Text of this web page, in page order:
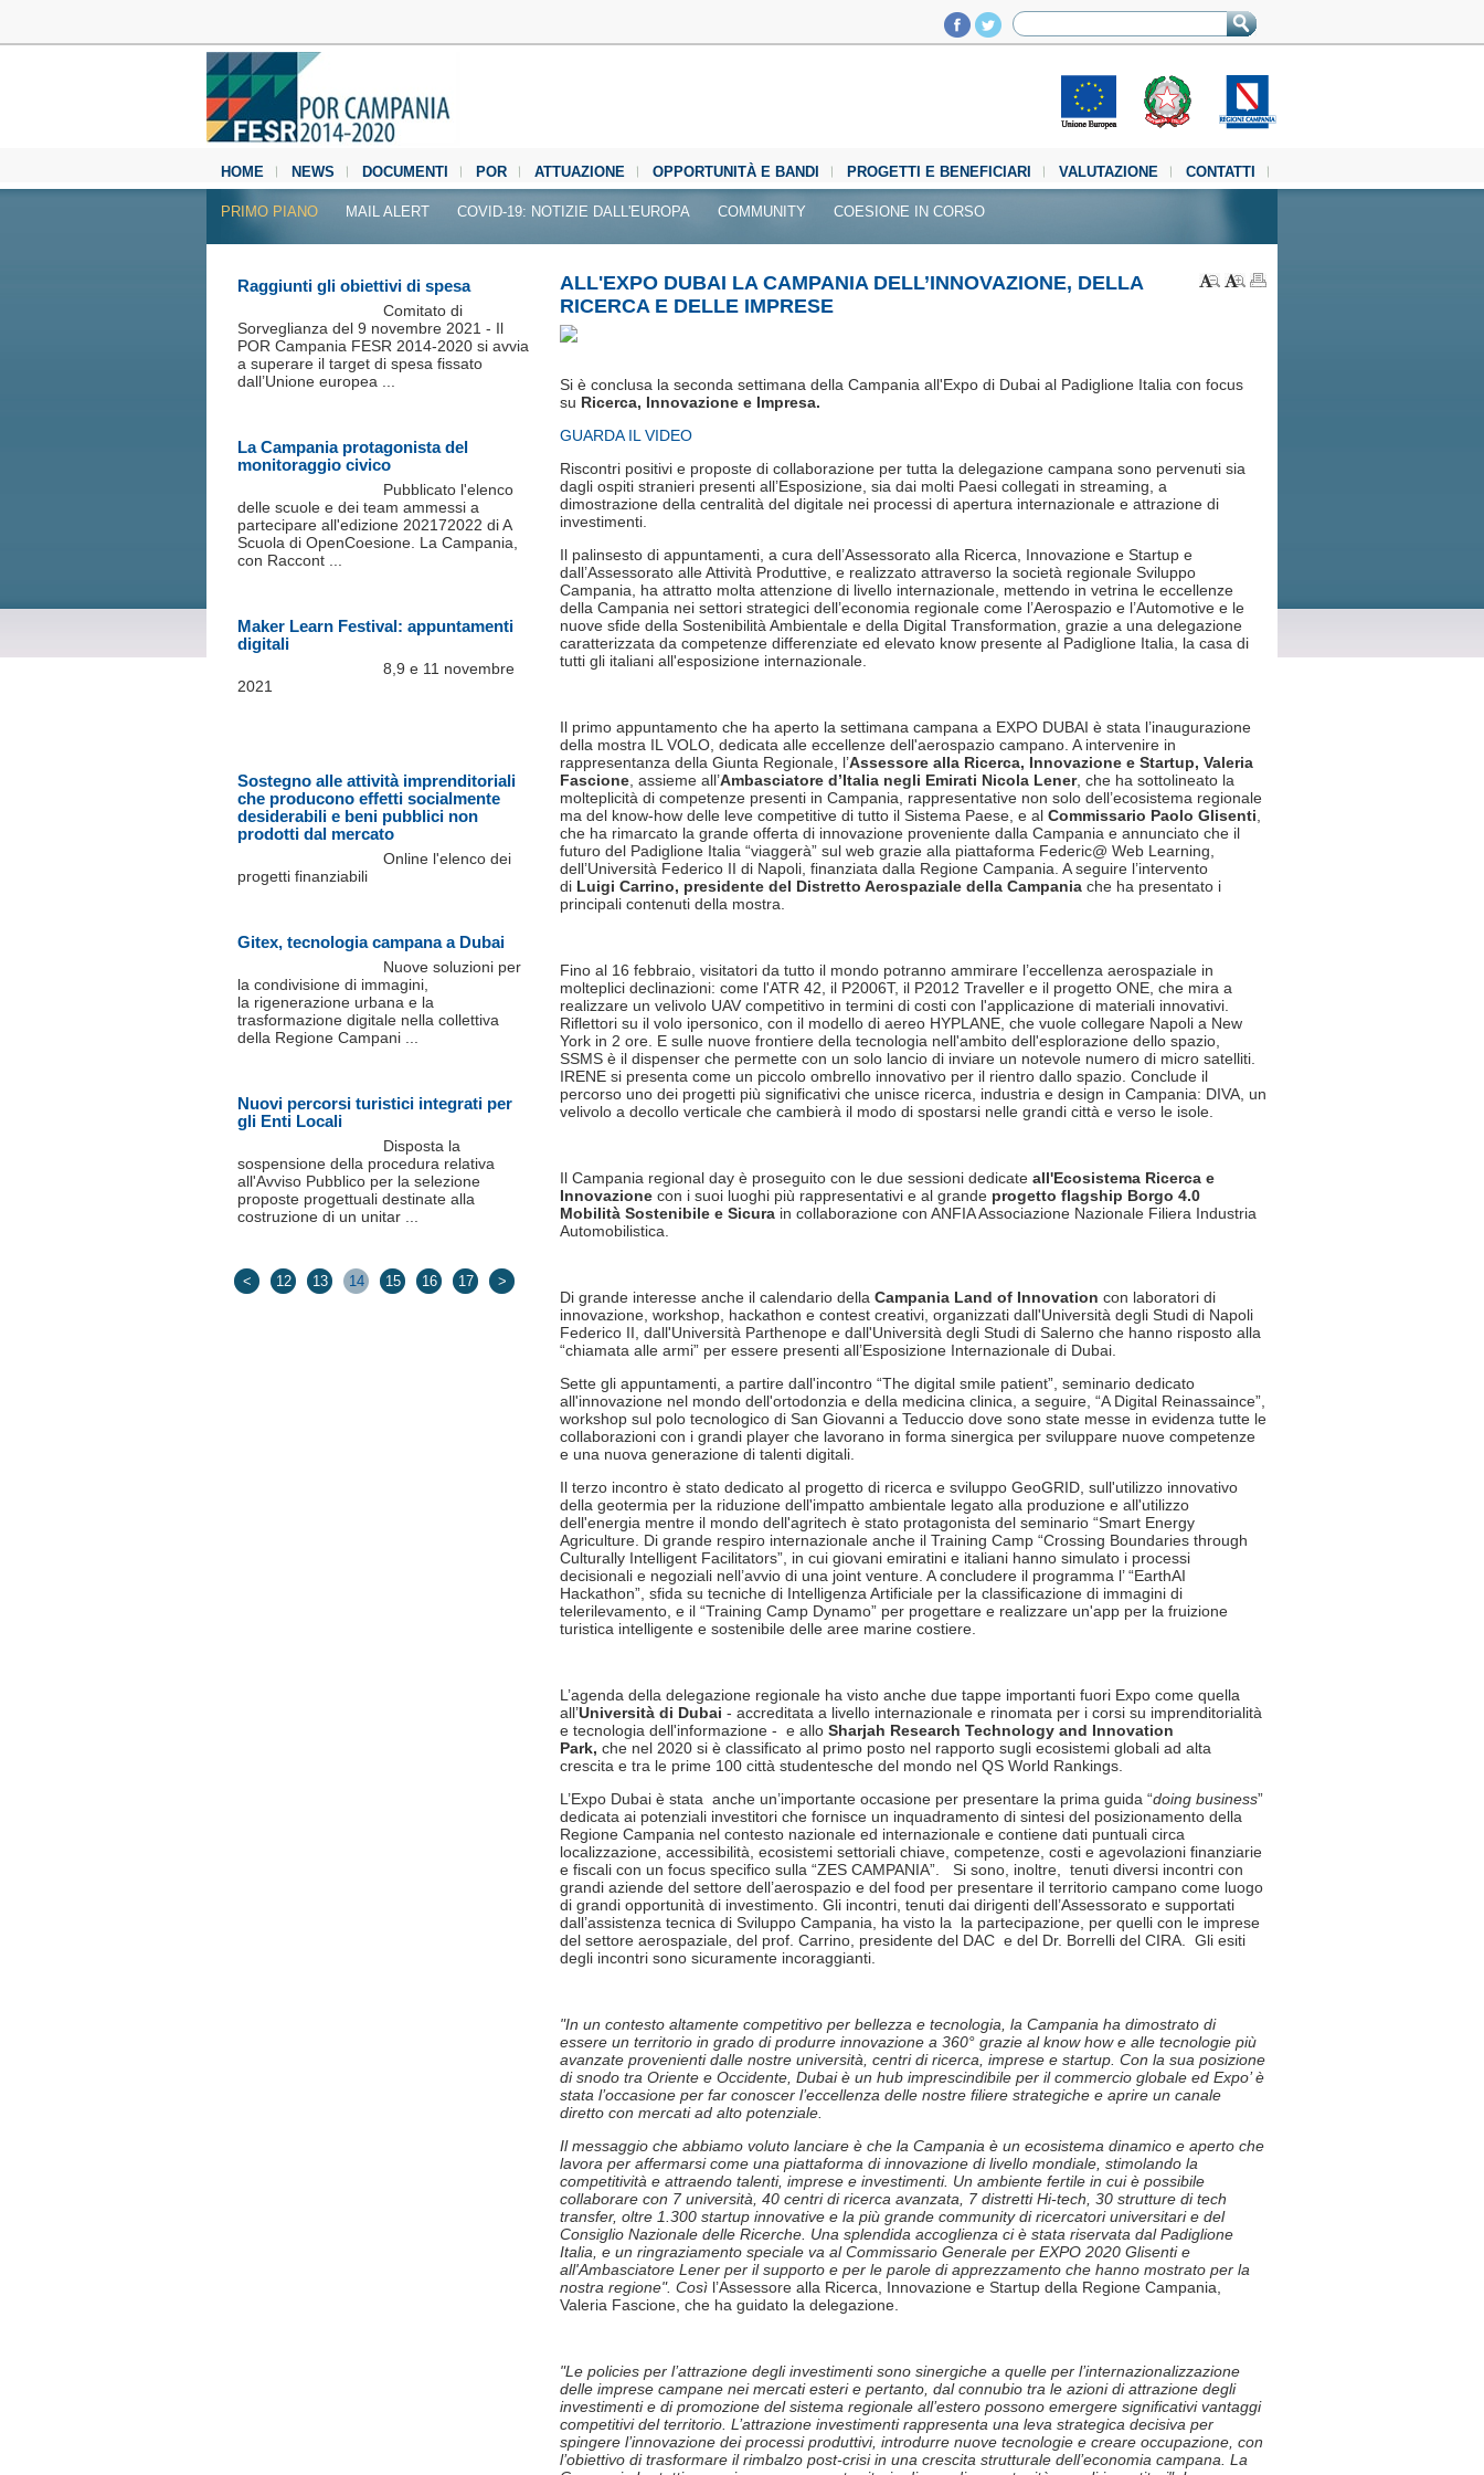
HOME NEWS DOCUMENTI POR ATTUAZIONE OPPORTUNITÀ E BANDI PROGETTI E BENEFICIARI VALUTAZIONE
CONTATTI
MEDIA CENTER
PRIMO PIANO MAIL ALERT COVID-19: NOTIZIE DALL'EUROPA COMMUNITY COESIONE IN CORSO
ALL'EXPO DUBAI LA CAMPANIA DELL’INNOVAZIONE, DELLA
RICERCA E DELLE IMPRESE
Si è conclusa la seconda settimana della Campania all'Expo di Dubai al Padiglione Italia con focus
su Ricerca, Innovazione e Impresa.
GUARDA IL VIDEO
Riscontri positivi e proposte di collaborazione per tutta la delegazione campana sono pervenuti sia
dagli ospiti stranieri presenti all’Esposizione, sia dai molti Paesi collegati in streaming, a
dimostrazione della centralità del digitale nei processi di apertura internazionale e attrazione di
investimenti.
Il palinsesto di appuntamenti, a cura dell’Assessorato alla Ricerca, Innovazione e Startup e
dall’Assessorato alle Attività Produttive, e realizzato attraverso la società regionale Sviluppo
Campania, ha attratto molta attenzione di livello internazionale, mettendo in vetrina le eccellenze
della Campania nei settori strategici dell’economia regionale come l’Aerospazio e l’Automotive e le
nuove sfide della Sostenibilità Ambientale e della Digital Transformation, grazie a una delegazione
caratterizzata da competenze differenziate ed elevato know presente al Padiglione Italia, la casa di
tutti gli italiani all'esposizione internazionale.
Il primo appuntamento che ha aperto la settimana campana a EXPO DUBAI è stata l’inaugurazione
della mostra IL VOLO, dedicata alle eccellenze dell'aerospazio campano. A intervenire in
rappresentanza della Giunta Regionale, l’Assessore alla Ricerca, Innovazione e Startup, Valeria
Fascione , assieme all’Ambasciatore d’Italia negli Emirati Nicola Lener, che ha sottolineato la
molteplicità di competenze presenti in Campania, rappresentative non solo dell’ecosistema regionale
ma del know-how delle leve competitive di tutto il Sistema Paese, e al Commissario Paolo Glisenti
che ha rimarcato la grande offerta di innovazione proveniente dalla Campania e annunciato che il
futuro del Padiglione Italia “viaggerà” sul web grazie alla piattaforma Federic@ Web Learning,
dell’Università Federico II di Napoli, finanziata dalla Regione Campania. A seguire l’intervento
di Luigi Carrino, presidente del Distretto Aerospaziale della Campania che ha presentato i
principali contenuti della mostra.
Fino al 16 febbraio, visitatori da tutto il mondo potranno ammirare l’eccellenza aerospaziale in
molteplici declinazioni: come l'ATR 42, il P2006T, il P2012 Traveller e il progetto ONE, che mira a
realizzare un velivolo UAV competitivo in termini di costi con l'applicazione di materiali innovativi.
Riflettori su il volo ipersonico, con il modello di aereo HYPLANE, che vuole collegare Napoli a New
York in 2 ore. E sulle nuove frontiere della tecnologia nell'ambito dell'esplorazione dello spazio,
SSMS è il dispenser che permette con un solo lancio di inviare un notevole numero di micro satelliti.
IRENE si presenta come un piccolo ombrello innovativo per il rientro dallo spazio. Conclude il
percorso uno dei progetti più significativi che unisce ricerca, industria e design in Campania: DIVA, un
velivolo a decollo verticale che cambierà il modo di spostarsi nelle grandi città e verso le isole.
Il Campania regional day è proseguito con le due sessioni dedicate all'Ecosistema Ricerca e
Innovazione con i suoi luoghi più rappresentativi e al grande progetto flagship Borgo 4.0
Mobilità Sostenibile e Sicura in collaborazione con ANFIA Associazione Nazionale Filiera Industria
Automobilistica.
Di grande interesse anche il calendario della Campania Land of Innovation con laboratori di
innovazione, workshop, hackathon e contest creativi, organizzati dall'Università degli Studi di Napoli
Federico II, dall'Università Parthenope e dall'Università degli Studi di Salerno che hanno risposto alla
“chiamata alle armi” per essere presenti all’Esposizione Internazionale di Dubai.
Sette gli appuntamenti, a partire dall'incontro “The digital smile patient”, seminario dedicato
all'innovazione nel mondo dell'ortodonzia e della medicina clinica, a seguire, “A Digital Reinassaince”,
workshop sul polo tecnologico di San Giovanni a Teduccio dove sono state messe in evidenza tutte le
collaborazioni con i grandi player che lavorano in forma sinergica per sviluppare nuove competenze
e una nuova generazione di talenti digitali.
Il terzo incontro è stato dedicato al progetto di ricerca e sviluppo GeoGRID, sull'utilizzo innovativo
della geotermia per la riduzione dell'impatto ambientale legato alla produzione e all'utilizzo
dell'energia mentre il mondo dell'agritech è stato protagonista del seminario “Smart Energy
Agriculture. Di grande respiro internazionale anche il Training Camp “Crossing Boundaries through
Culturally Intelligent Facilitators”, in cui giovani emiratini e italiani hanno simulato i processi
decisionali e negoziali nell’avvio di una joint venture. A concludere il programma l’ “EarthAI
Hackathon”, sfida su tecniche di Intelligenza Artificiale per la classificazione di immagini di
telerilevamento, e il “Training Camp Dynamo” per progettare e realizzare un'app per la fruizione
turistica intelligente e sostenibile delle aree marine costiere.
L’agenda della delegazione regionale ha visto anche due tappe importanti fuori Expo come quella
all’Università di Dubai - accreditata a livello internazionale e rinomata per i corsi su imprenditorialità
e tecnologia dell'informazione - e allo Sharjah Research Technology and Innovation
Park, che nel 2020 si è classificato al primo posto nel rapporto sugli ecosistemi globali ad alta
crescita e tra le prime 100 città studentesche del mondo nel QS World Rankings.
L’Expo Dubai è stata anche un’importante occasione per presentare la prima guida “doing business”
dedicata ai potenziali investitori che fornisce un inquadramento di sintesi del posizionamento della
Regione Campania nel contesto nazionale ed internazionale e contiene dati puntuali circa
localizzazione, accessibilità, ecosistemi settoriali chiave, competenze, costi e agevolazioni finanziarie
e fiscali con un focus specifico sulla “ZES CAMPANIA”. Si sono, inoltre, tenuti diversi incontri con
grandi aziende del settore dell’aerospazio e del food per presentare il territorio campano come luogo
di grandi opportunità di investimento. Gli incontri, tenuti dai dirigenti dell’Assessorato e supportati
dall’assistenza tecnica di Sviluppo Campania, ha visto la la partecipazione, per quelli con le imprese
del settore aerospaziale, del prof. Carrino, presidente del DAC e del Dr. Borrelli del CIRA. Gli esiti
degli incontri sono sicuramente incoraggianti.
"In un contesto altamente competitivo per bellezza e tecnologia, la Campania ha dimostrato di
essere un territorio in grado di produrre innovazione a 360° grazie al know how e alle tecnologie più
avanzate provenienti dalle nostre università, centri di ricerca, imprese e startup. Con la sua posizione
di snodo tra Oriente e Occidente, Dubai è un hub imprescindibile per il commercio globale ed Expo’ è
stata l’occasione per far conoscer l’eccellenza delle nostre filiere strategiche e aprire un canale
diretto con mercati ad alto potenziale.
Il messaggio che abbiamo voluto lanciare è che la Campania è un ecosistema dinamico e aperto che
lavora per affermarsi come una piattaforma di innovazione di livello mondiale, stimolando la
competitività e attraendo talenti, imprese e investimenti. Un ambiente fertile in cui è possibile
collaborare con 7 università, 40 centri di ricerca avanzata, 7 distretti Hi-tech, 30 strutture di tech
transfer, oltre 1.300 startup innovative e la più grande community di ricercatori universitari e del
Consiglio Nazionale delle Ricerche. Una splendida accoglienza ci è stata riservata dal Padiglione
Italia, e un ringraziamento speciale va al Commissario Generale per EXPO 2020 Glisenti e
all'Ambasciatore Lener per il supporto e per le parole di apprezzamento che hanno mostrato per la
nostra regione". Così l’Assessore alla Ricerca, Innovazione e Startup della Regione Campania,
Valeria Fascione, che ha guidato la delegazione.
"Le policies per l’attrazione degli investimenti sono sinergiche a quelle per l’internazionalizzazione
delle imprese campane nei mercati esteri e pertanto, dal connubio tra le azioni di attrazione degli
investimenti e di promozione del sistema regionale all’estero possono emergere significativi vantaggi
competitivi del territorio. L’attrazione investimenti rappresenta una leva strategica decisiva per
spingere l’innovazione dei processi produttivi, introdurre nuove tecnologie e creare occupazione, con
l’obiettivo di trasformare il rimbalzo post-crisi in una crescita strutturale dell’economia campana. La
Raggiunti gli obiettivi di spesa
Comitato di
Sorveglianza del 9 novembre 2021 - Il
POR Campania FESR 2014-2020 si avvia
a superare il target di spesa fissato
dall’Unione europea ...
La Campania protagonista del
monitoraggio civico
Pubblicato l'elenco
delle scuole e dei team ammessi a
partecipare all'edizione 202172022 di A
Scuola di OpenCoesione. La Campania,
con Raccont ...
Maker Learn Festival: appuntamenti
digitali
8,9 e 11 novembre
2021
Sostegno alle attività imprenditoriali
che producono effetti socialmente
desiderabili e beni pubblici non
prodotti dal mercato
Online l'elenco dei
progetti finanziabili
Gitex, tecnologia campana a Dubai
Nuove soluzioni per
la condivisione di immagini,
la rigenerazione urbana e la
trasformazione digitale nella collettiva
della Regione Campani ...
Nuovi percorsi turistici integrati per
gli Enti Locali
Disposta la
sospensione della procedura relativa
all'Avviso Pubblico per la selezione
proposte progettuali destinate alla
costruzione di un unitar ...
< 12 13 14 15 16 17 >